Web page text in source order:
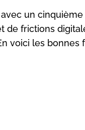
un cinquième
de frictions
voici les bonnes